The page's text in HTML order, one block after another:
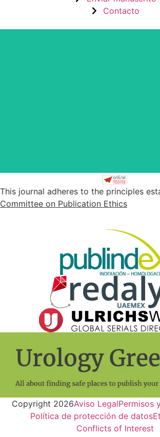
Contacto
This journal adheres to the principles
Committee on Publication Ethics
Copyright 2026Aviso LegalPermisos
Política de protección de datos
Conflicts of Interest